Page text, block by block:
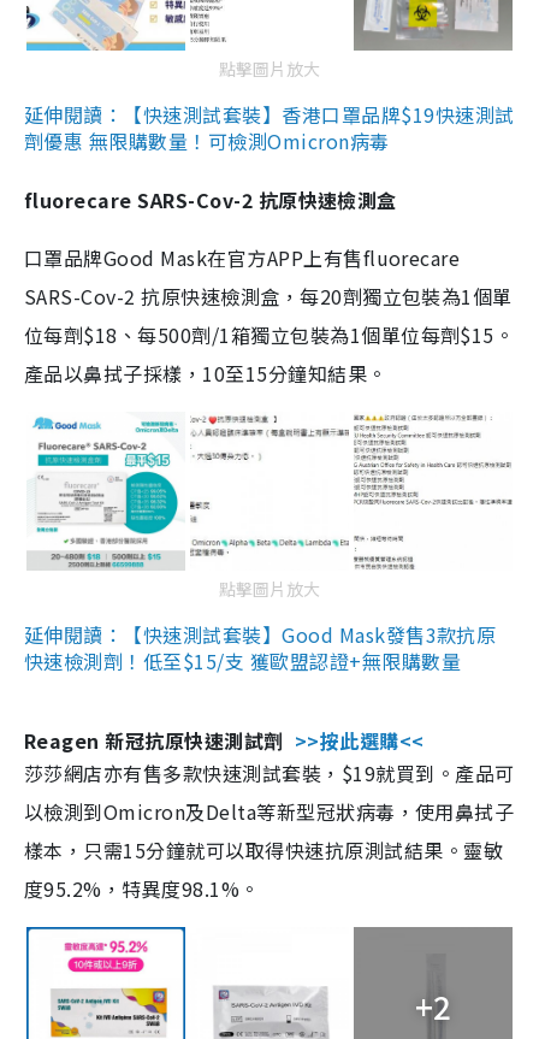
點擊圖片放大
延伸閱讀：【快速測試套裝】香港口罩品牌$19快速測試
劑優惠 無限購數量！可檢測Omicron病毒
fluorecare SARS-Cov-2 抗原快速檢測盒
口罩品牌Good Mask在官方APP上有售fluorecare
SARS-Cov-2 抗原快速檢測盒，每20劑獨立包裝為1個單
位每劑$18、每500劑/1箱獨立包裝為1個單位每劑$15。
產品以鼻拭子採樣，10至15分鐘知結果。
點擊圖片放大
延伸閱讀：【快速測試套裝】Good Mask發售3款抗原
快速檢測劑！低至$15/支 獲歐盟認證+無限購數量
Reagen 新冠抗原快速測試劑 >>按此選購<<
莎莎網店亦有售多款快速測試套裝，$19就買到。產品可
以檢測到Omicron及Delta等新型冠狀病毒，使用鼻拭子
樣本，只需15分鐘就可以取得快速抗原測試結果。靈敏
度95.2%，特異度98.1%。
+2